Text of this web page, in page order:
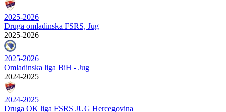
2025-2026
Druga omladinska FSRS, Jug
2025-2026
2025-2026
Omladinska liga BiH - Jug
2024-2025
2024-2025
Druga OK liga FSRS JUG Hercegovina